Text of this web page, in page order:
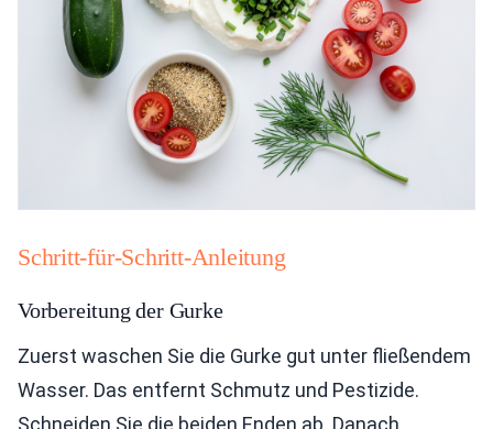
Schritt-für-Schritt-Anleitung
Vorbereitung der Gurke
Zuerst waschen Sie die Gurke gut unter fließendem
Wasser. Das entfernt Schmutz und Pestizide.
Schneiden Sie die beiden Enden ab. Danach